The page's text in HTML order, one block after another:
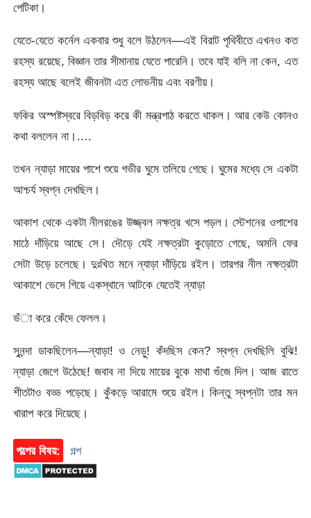
পেটিকা।
যেতে-যেতে কর্নেল একবার শুধু বলে উঠলেন—এই বিরাট পৃথিবীতে এখনও কত
রহস্য রয়েছে, বিজ্ঞান তার সীমানায় যেতে পারেনি। তবে যাই বলি না কেন, এত
রহস্য আছে বলেই জীবনটা এত লোভনীয় এবং বরণীয়।
ফকির অস্পষ্টস্বরে বিড়বিড় করে কী মন্ত্রপাঠ করতে থাকল। আর কেউ কোনও
কথা বললেন না।….
তখন ন্যাড়া মায়ের পাশে শুয়ে গভীর ঘুমে তলিয়ে গেছে। ঘুমের মধ্যে সে একটা
আশ্চর্য স্বপ্ন দেখছিল।
আকাশ থেকে একটা নীলরঙের উজ্জ্বল নক্ষত্র খসে পড়ল। স্টেশনের ওপাশের
মাঠে দাঁড়িয়ে আছে সে। দৌড়ে যেই নক্ষত্রটা কুড়োতে গেছে, অমনি ফের
সেটা উড়ে চলেছে। দুঃখিত মনে ন্যাড়া দাঁড়িয়ে রইল। তারপর নীল নক্ষত্রটা
আকাশে ভেসে গিয়ে একস্থানে আটকে যেতেই ন্যাড়া
ভঁা করে কেঁদে ফেলল।
সুনন্দা ডাকছিলেন—ন্যাড়া! ও নেড়ু! কঁদছিস কেন? স্বপ্ন দেখছিলি বুঝি!
ন্যাড়া জেগে উঠেছে! জবাব না দিয়ে মায়ের বুকে মাথা গুঁজে দিল। আজ রাতে
শীতটাও বড্ড পড়েছে। কুঁকড়ে আরামে শুয়ে রইল। কিন্তু স্বপ্নটা তার মন
খারাপ করে দিয়েছে।
গল্পের বিষয়: গল্প